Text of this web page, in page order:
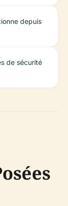
depuis
de sécurité